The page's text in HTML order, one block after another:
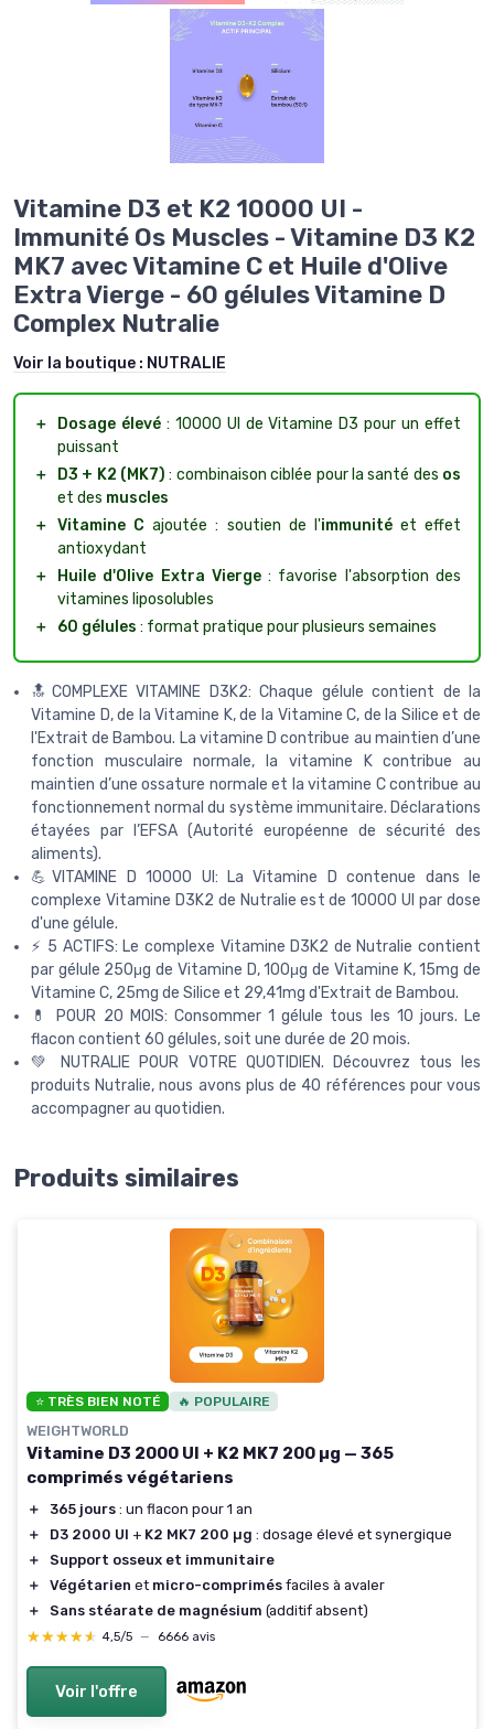
Vitamine D3 et K2 10000 UI -
Immunité Os Muscles - Vitamine D3 K2
MK7 avec Vitamine C et Huile d'Olive
Extra Vierge - 60 gélules Vitamine D
Complex Nutralie
Voir la boutique : NUTRALIE
＋ Dosage élevé: 10000 UI de Vitamine D3 pour un effet
puissant
＋
D3 + K2 (MK7) : combinaison ciblée pour la santé des os
et des muscles
＋ Vitamine C ajoutée : soutien de l'immunitéet effet
antioxydant
＋
Huile d'Olive Extra Vierge: favorise l'absorption des
vitamines liposolubles
＋
60 gélules : format pratique pour plusieurs semaines
🔝COMPLEXE VITAMINE D3K2: Chaque gélule contient de la
Vitamine D, de la Vitamine K, de la Vitamine C, de la Silice et de
l'Extrait de Bambou. La vitamine D contribue au maintien d’une
fonction musculaire normale, la vitamine K contribue au
maintien d’une ossature normale et la vitamine C contribue au
fonctionnement normal du système immunitaire. Déclarations
étayées par l’EFSA (Autorité européenne de sécurité des
aliments).
💪VITAMINE D 10000 UI: La Vitamine D contenue dans le
complexe Vitamine D3K2 de Nutralie est de 10000 UI par dose
d'une gélule.
⚡️ 5 ACTIFS: Le complexe Vitamine D3K2 de Nutralie contient
par gélule 250μg de Vitamine D, 100μg de Vitamine K, 15mg de
Vitamine C, 25mg de Silice et 29,41mg d'Extrait de Bambou.
💊 POUR 20 MOIS: Consommer 1 gélule tous les 10 jours. Le
flacon contient 60 gélules, soit une durée de 20 mois.
💚 NUTRALIE POUR VOTRE QUOTIDIEN. Découvrez tous les
produits Nutralie, nous avons plus de 40 références pour vous
accompagner au quotidien.
Produits similaires
⭐ TRÈS BIEN NOTÉ 🔥 POPULAIRE
WEIGHTWORLD
Vitamine D3 2000 UI + K2 MK7 200 µg — 365
comprimés végétariens
＋ 365 jours : un flacon pour 1 an
＋
D3 2000 UI + K2 MK7 200 µg : dosage élevé et synergique
＋
Support osseux et immunitaire
＋
Végétarien et micro-comprimés faciles à avaler
＋
Sans stéarate de magnésium (additif absent)
★★★★★
★★★★★ 4,5/5 — 6666 avis
Voir l'offre